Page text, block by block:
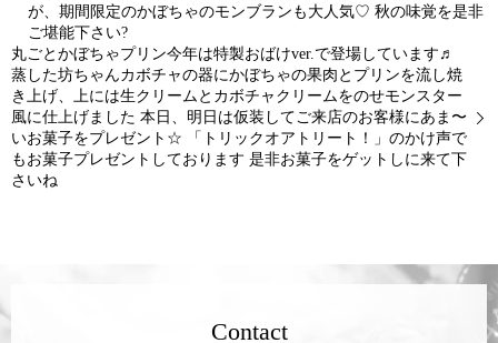
が、期間限定のかぼちゃのモンブランも大人気♡ 秋の味覚を是非
ご堪能下さい?
丸ごとかぼちゃプリン今年は特製おばけver.で登場しています♬
蒸した坊ちゃんカボチャの器にかぼちゃの果肉とプリンを流し焼
き上げ、上には生クリームとカボチャクリームをのせモンスター
風に仕上げました 本日、明日は仮装してご来店のお客様にあま〜
いお菓子をプレゼント☆ 「トリックオアトリート！」のかけ声で
もお菓子プレゼントしております 是非お菓子をゲットしに来て下
さいね
Contact